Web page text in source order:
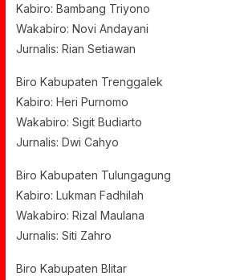
Kabiro: Bambang Triyono
Wakabiro: Novi Andayani
Jurnalis: Rian Setiawan
Biro Kabupaten Trenggalek
Kabiro: Heri Purnomo
Wakabiro: Sigit Budiarto
Jurnalis: Dwi Cahyo
Biro Kabupaten Tulungagung
Kabiro: Lukman Fadhilah
Wakabiro: Rizal Maulana
Jurnalis: Siti Zahro
Biro Kabupaten Blitar